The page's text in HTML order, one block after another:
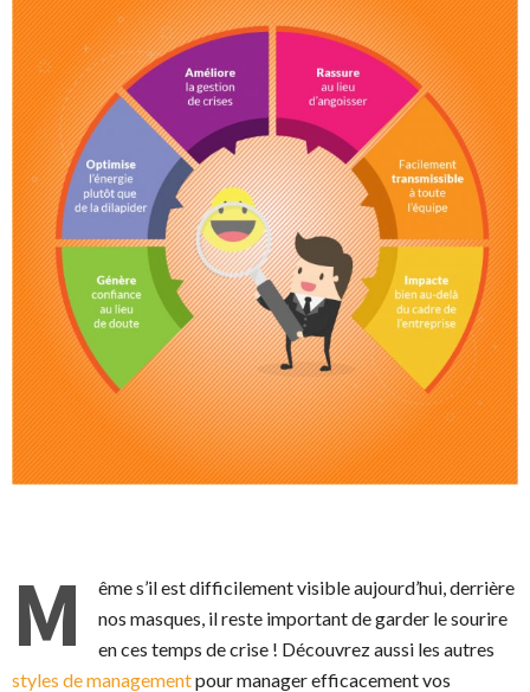
M
ême s’il est difficilement visible aujourd’hui, derrière
nos masques, il reste important de garder le sourire
en ces temps de crise ! Découvrez aussi les autres
styles de managementpour manager efficacement vos